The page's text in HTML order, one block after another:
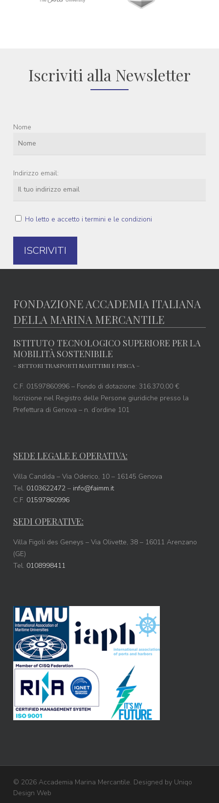
Iscriviti alla Newsletter
Nome
Indirizzo email:
Ho letto e accetto i termini e le condizioni
FONDAZIONE ACCADEMIA ITALIANA
DELLA MARINA MERCANTILE
ISTITUTO TECNOLOGICO SUPERIORE PER LA
MOBILITÀ SOSTENIBILE
– SETTORI TRASPORTI MARITTIMI E PESCA –
C.F. 01597860996 – Fondo di dotazione: 316.370,00 €
Iscrizione nel Registro delle Persone giuridiche presso la
Prefettura di Genova – n. d’ordine 101
SEDE LEGALE E OPERATIVA:
Villa Candida – Via Oderico, 10 – 16145 Genova
Tel. 0103622472– info@faimm.it
C.F. 01597860996
SEDI OPERATIVE:
Villa Figoli des Geneys – Via Olivette, 38 – 16011 Arenzano
(GE)
Tel. 0108998411
© 2026 Accademia Marina Mercantile. Designed by Uniqo
Design Web